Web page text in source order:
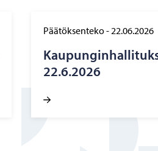
Päätöksenteko-22.06.2026
22.6.2026